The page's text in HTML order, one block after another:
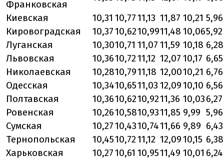
Франковская
Киевская
10,31 10,7711,13 11,87 10,21 5,96
Кировоградская
10,3710,6210,9911,48 10,065,92
Луганская
10,3010,71 11,07 11,59 10,18 6,28
Львовская
10,3610,7211,12 12,07 10,17 6,65
Николаевская
10,2810,7911,18 12,0010,21 6,76
Одесская
10,3410,6511,03 12,0910,10 6,56
Полтавская
10,3610,6210,9211,36 10,036,27
Ровенская
10,2610,5810,9311,85 9,99 5,96
Сумская
10,2710,4310,7411,66 9,89 6,43
Тернопольская
10,4510,7211,12 12,0910,15 6,38
Харьковская
10,2710,61 10,9511,49 10,01 6,24